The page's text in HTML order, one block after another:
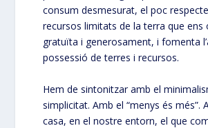
consum desmesurat, el poc
recursos limitats de la terra que ens
gratuïta i generosament, i fomenta
possessió de terres i recursos.
Hem de sintonitzar amb el
simplicitat. Amb el “menys és més”.
casa, en el nostre entorn, el que